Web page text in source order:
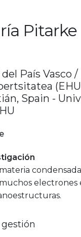
Pitarke
País Vasco /
Spain -
electrones